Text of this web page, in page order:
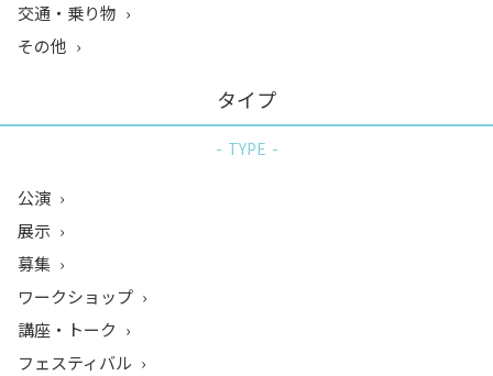
交通・乗り物
その他
タイプ
TYPE
公演
展示
募集
ワークショップ
講座・トーク
フェスティバル